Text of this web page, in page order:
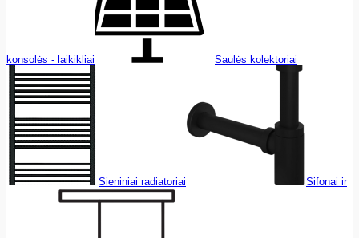
konsolės - laikikliai Saulės kolektoriai
Sieniniai radiatoriai Sifonai ir